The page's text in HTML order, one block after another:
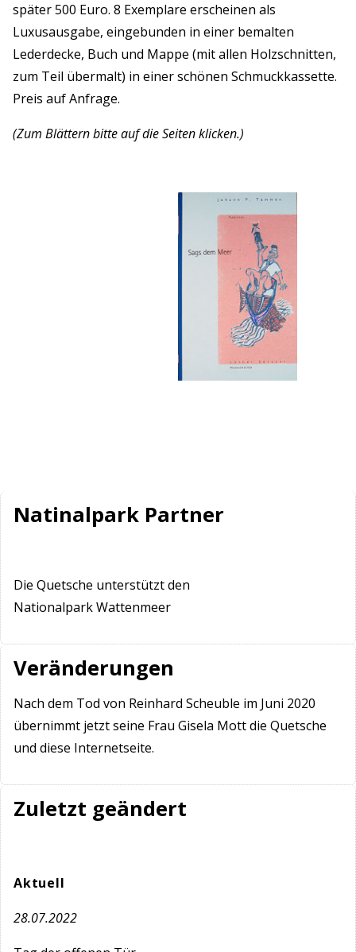
später 500 Euro. 8 Exemplare erscheinen als
Luxusausgabe, eingebunden in einer bemalten
Lederdecke, Buch und Mappe (mit allen Holzschnitten,
zum Teil übermalt) in einer schönen Schmuckkassette.
Preis auf Anfrage.
(Zum Blättern bitte auf die Seiten klicken.)
Natinalpark Partner
Die Quetsche unterstützt den
Nationalpark Wattenmeer
Veränderungen
Nach dem Tod von Reinhard Scheuble im Juni 2020
übernimmt jetzt seine Frau Gisela Mott die Quetsche
und diese Internetseite.
Zuletzt geändert
Aktuell
28.07.2022